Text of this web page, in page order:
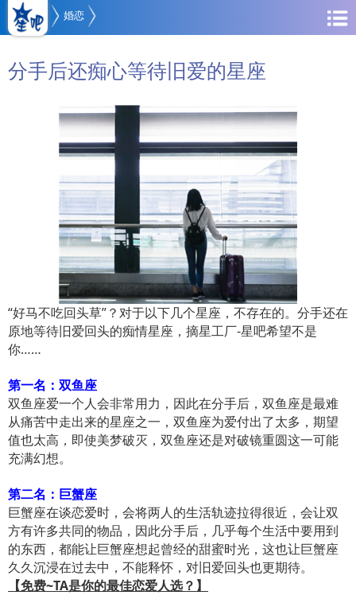
婚恋
分手后还痴心等待旧爱的星座
“好马不吃回头草”？对于以下几个星座，不存在的。分手还在
原地等待旧爱回头的痴情星座，摘星工厂-星吧希望不是
你……
第一名：双鱼座
双鱼座爱一个人会非常用力，因此在分手后，双鱼座是最难
从痛苦中走出来的星座之一，双鱼座为爱付出了太多，期望
值也太高，即使美梦破灭，双鱼座还是对破镜重圆这一可能
充满幻想。
第二名：巨蟹座
巨蟹座在谈恋爱时，会将两人的生活轨迹拉得很近，会让双
方有许多共同的物品，因此分手后，几乎每个生活中要用到
的东西，都能让巨蟹座想起曾经的甜蜜时光，这也让巨蟹座
久久沉浸在过去中，不能释怀，对旧爱回头也更期待。
【免费~TA是你的最佳恋爱人选？】